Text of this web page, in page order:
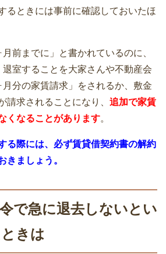
準備を進める人が3割
・地域密着の引越業者に依頼するメ
とデメリット
しの時の不用品・粗大ごみ処分の7
るときには事前に確認しておいたほ
前までに」と書かれているのに、
退室することを大家さんや不動産会
分の家賃請求」をされるか、敷金
請求されることになり、 追加で家賃
くなることがあります。
る際には、必ず賃貸借契約書の解約
きましょう。
で急に退去しないとい
きは